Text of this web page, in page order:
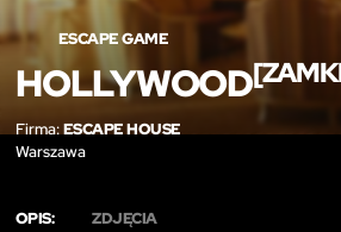
ESCAPE GAME
HOLLYWOOD
Firma:ESCAPE HOUSE
Warszawa
OPIS: ZDJĘCIA